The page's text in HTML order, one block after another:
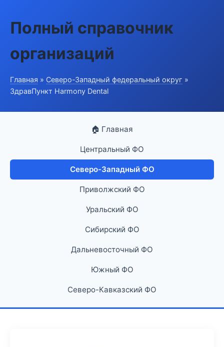
Полный справочник
организаций
Главная » Северо-Западный федеральный округ »
ЗдравПункт Harmony Dental
🏠 Главная
Центральный ФО
Северо-Западный ФО
Приволжский ФО
Уральский ФО
Сибирский ФО
Дальневосточный ФО
Южный ФО
Северо-Кавказский ФО